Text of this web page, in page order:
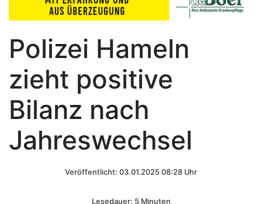
Polizei Hameln
zieht positive
Bilanz nach
Jahreswechsel
Veröffentlicht: 03.01.2025 08:28 Uhr
Lesedauer: 5 Minuten